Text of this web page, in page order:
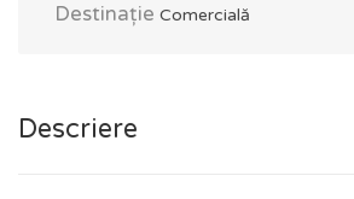
Destinație Comercială
Descriere